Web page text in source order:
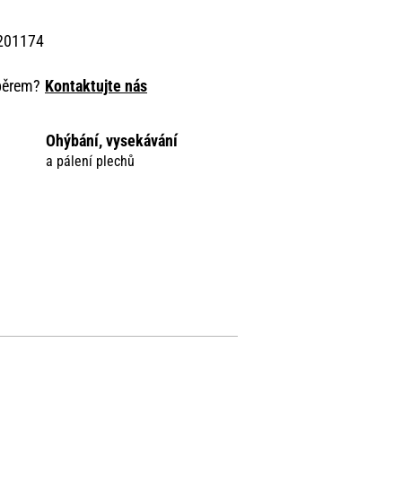
Kontaktujte nás
Ohýbání, vysekávání
a pálení plechů